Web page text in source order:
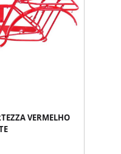
VERMELHO